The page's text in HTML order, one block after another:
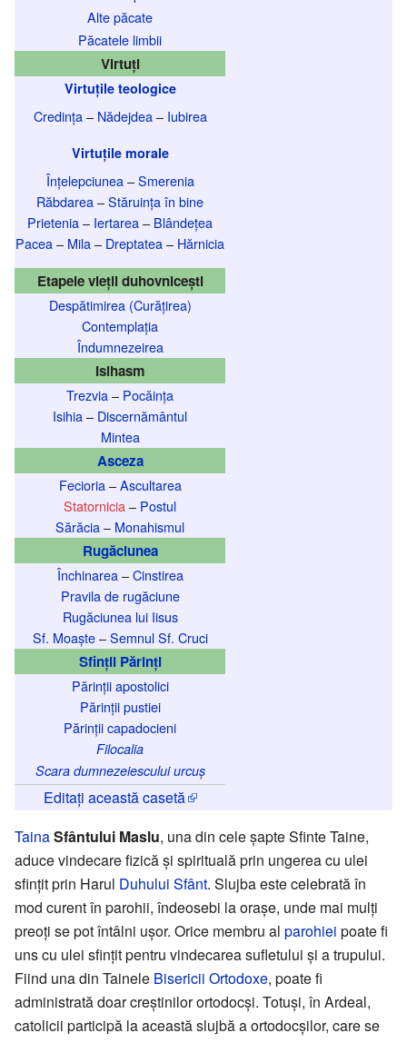
Alte păcate
Păcatele limbii
Virtuți
Virtuțile teologice
Credința– Nădejdea– Iubirea
Virtuțile morale
Înțelepciunea–Smerenia
Răbdarea–Stăruința în bine
Prietenia– Iertarea– Blândețea
Pacea– Mila– Dreptatea– Hărnicia
Etapele vieții duhovnicești
Despătimirea (Curățirea)
Contemplația
Îndumnezeirea
Isihasm
Trezvia– Pocăința
Isihia– Discernământul
Mintea
Asceza
Fecioria–Ascultarea
Statornicia – Postul
Sărăcia– Monahismul
Rugăciunea
Închinarea–Cinstirea
Pravila de rugăciune
Rugăciunea lui Iisus
Sf. Moaște–Semnul Sf. Cruci
Sfinții Părinți
Părinții apostolici
Părinții pustiei
Părinții capadocieni
Filocalia
Scara dumnezeiescului urcuș
Editați această casetă
TainaSfântului Maslu, una din cele şapte Sfinte Taine,
aduce vindecare fizică şi spirituală prin ungerea cu ulei
sfinţit prin Harul Duhului Sfânt. Slujba este celebrată în
mod curent în parohii, îndeosebi la oraşe, unde mai mulţi
preoţi se pot întâlni uşor. Orice membru al parohiei poate fi
uns cu ulei sfinţit pentru vindecarea sufletului şi a trupului.
Fiind una din Tainele Bisericii Ortodoxe, poate fi
administrată doar creştinilor ortodocşi. Totuşi, în Ardeal,
catolicii participă la această slujbă a ortodocşilor, care se